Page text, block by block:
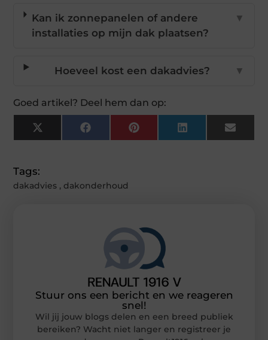
Kan ik zonnepanelen of andere
installaties op mijn dak plaatsen?
▼
Hoeveel kost een dakadvies? ▼
Goed artikel? Deel hem dan op:
X
(Twitter)
FacebookPinterestLinkedInEmail
Tags:
dakadvies , dakonderhoud
Stuur ons een bericht en we reageren
snel!
Wil jij jouw blogs delen en een breed publiek
bereiken? Wacht niet langer en registreer je